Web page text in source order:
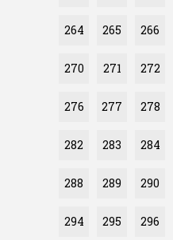
264 265 266
270 271 272
276 277 278
282 283 284
288 289 290
294 295 296